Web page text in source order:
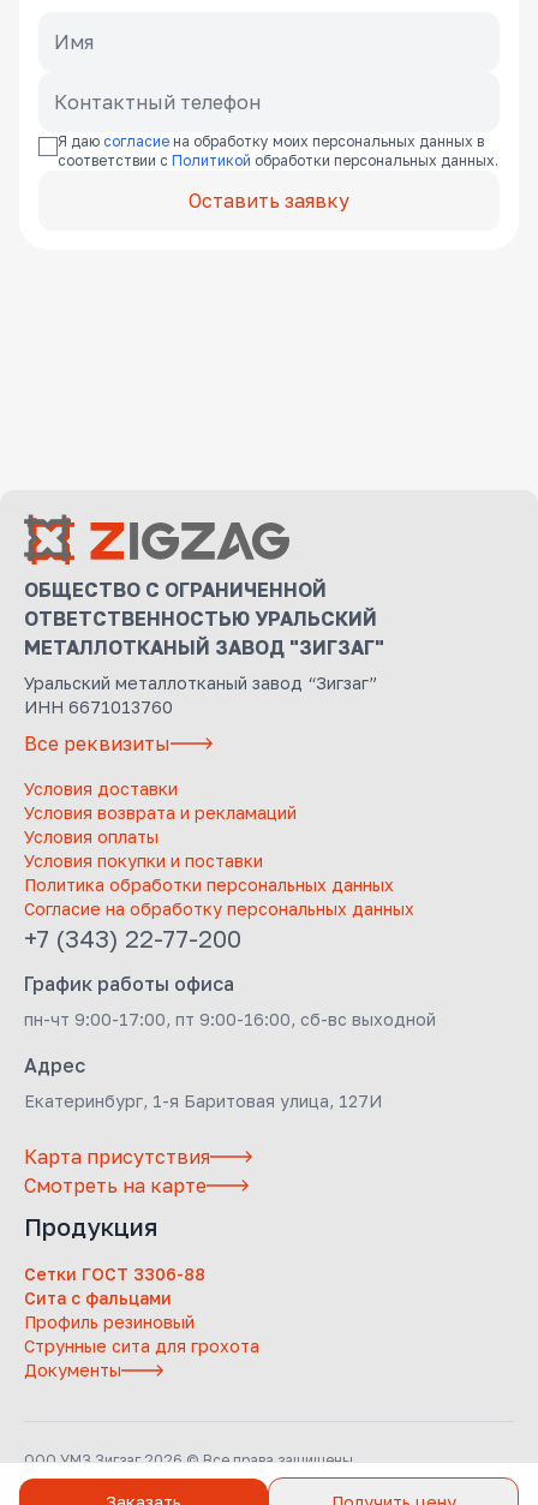
Я даю согласие на обработку моих персональных данных в
соответствии с Политикой обработки персональных данных.
Оставить заявку
ОБЩЕСТВО С ОГРАНИЧЕННОЙ
ОТВЕТСТВЕННОСТЬЮ УРАЛЬСКИЙ
МЕТАЛЛОТКАНЫЙ ЗАВОД "ЗИГЗАГ"
Уральский металлотканый завод “Зигзаг”
ИНН 6671013760
Все реквизиты
Условия доставки
Условия возврата и рекламаций
Условия оплаты
Условия покупки и поставки
Политика обработки персональных данных
Согласие на обработку персональных данных
+7 (343) 22-77-200
График работы офиса
пн-чт 9:00-17:00, пт 9:00-16:00, сб-вс выходной
Адрес
Екатеринбург, 1-я Баритовая улица, 127И
Карта присутствия
Смотреть на карте
Продукция
Сетки ГОСТ 3306-88
Сита с фальцами
Профиль резиновый
Струнные сита для грохота
Документы
ООО УМЗ Зигзаг 2026 © Все права защищены